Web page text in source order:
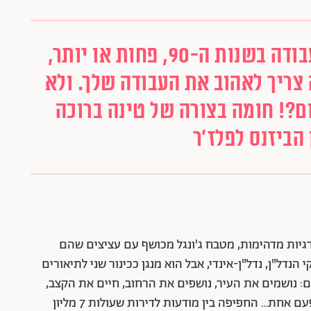
אלו מאיתנו שנכנסו לשוק העבודה בשנות ה-90, פחות או יותר,
לאהוב את העבודה שלך. ולא
חומה בצורה של טינה ברוכה
לפלז'ר
מדהימות, מטבח ג'ונגל מכושף עם עציצים שהם
נדל"ן-אינדי, אבל הוא מנגן ככינור שני לתיאורים
נושמים את העיר, נושפים את הרחוב, חיים את הקצב,
רוצים את מחר כאילו הוא היום, יודעים שחיים רק פעם אחת… החפיפה בין מודעות לדירות שעולות 7 מליון